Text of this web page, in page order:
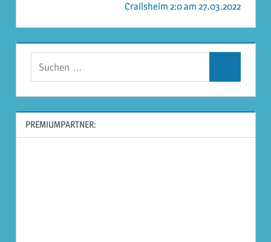
Crailsheim 2:0 am 27.03.2022
PREMIUMPARTNER: